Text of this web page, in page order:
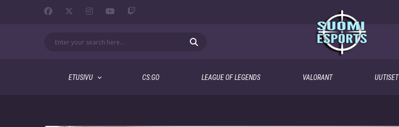
ETUSIVU CS:GO LEAGUE OF LEGENDS VALORANT UUTISET